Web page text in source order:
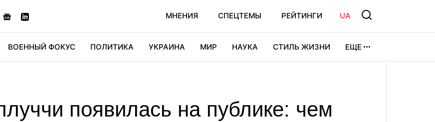
МНЕНИЯ СПЕЦТЕМЫ РЕЙТИНГИ UA
ВОЕННЫЙ ФОКУС ПОЛИТИКА УКРАИНА МИР НАУКА СТИЛЬ ЖИЗНИ ЕЩЕ
появилась на публике: чем